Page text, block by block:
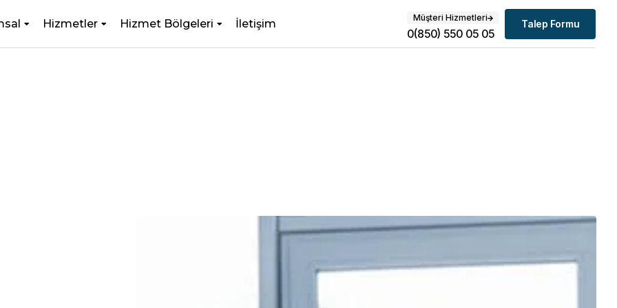
Hizmetler Hizmet Bölgeleri İletişim Müşteri Hizmetleri
0(850) 550 05 05
Talep Formu